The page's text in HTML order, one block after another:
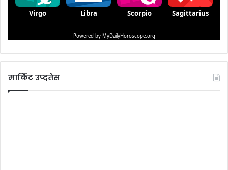
मार्किट उप्दतेस